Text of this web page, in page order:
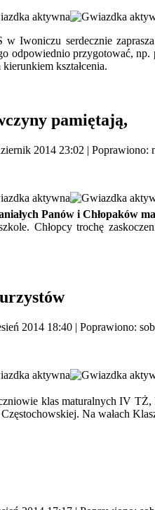
w Iwoniczu serdecznie
odpowiednio przygotować,
kształcenia.
pamiętają,
2014 23:02 | Poprawiono:
Panów i Chłopaków
Chłopcy trochę
2014 18:40 | Poprawiono:
klas maturalnych IV
Na wałach